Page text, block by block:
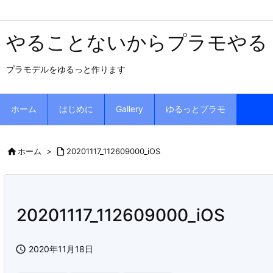
やることないからプラモやる
プラモデルをゆるっと作ります
ホーム はじめに Gallery ゆるっとプラモ
ホーム >  20201117_112609000_iOS
20201117_112609000_iOS
 2020年11月18日